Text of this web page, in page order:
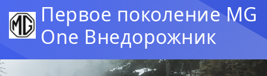
Первое поколение MG
One Внедорожник